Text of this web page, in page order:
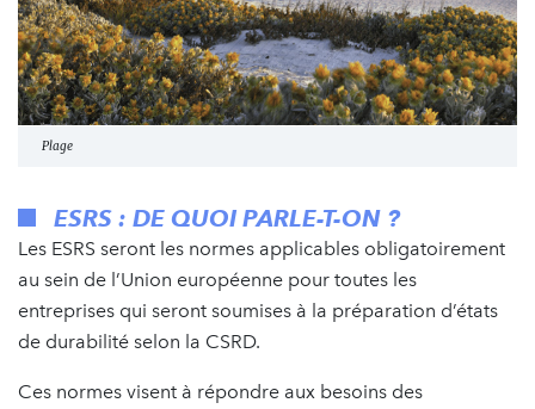
Plage
ESRS : DE QUOI PARLE-T-ON ?
Les ESRS seront les normes applicables obligatoirement
au sein de l’Union européenne pour toutes les
entreprises qui seront soumises à la préparation d’états
de durabilité selon la CSRD.
Ces normes visent à répondre aux besoins des